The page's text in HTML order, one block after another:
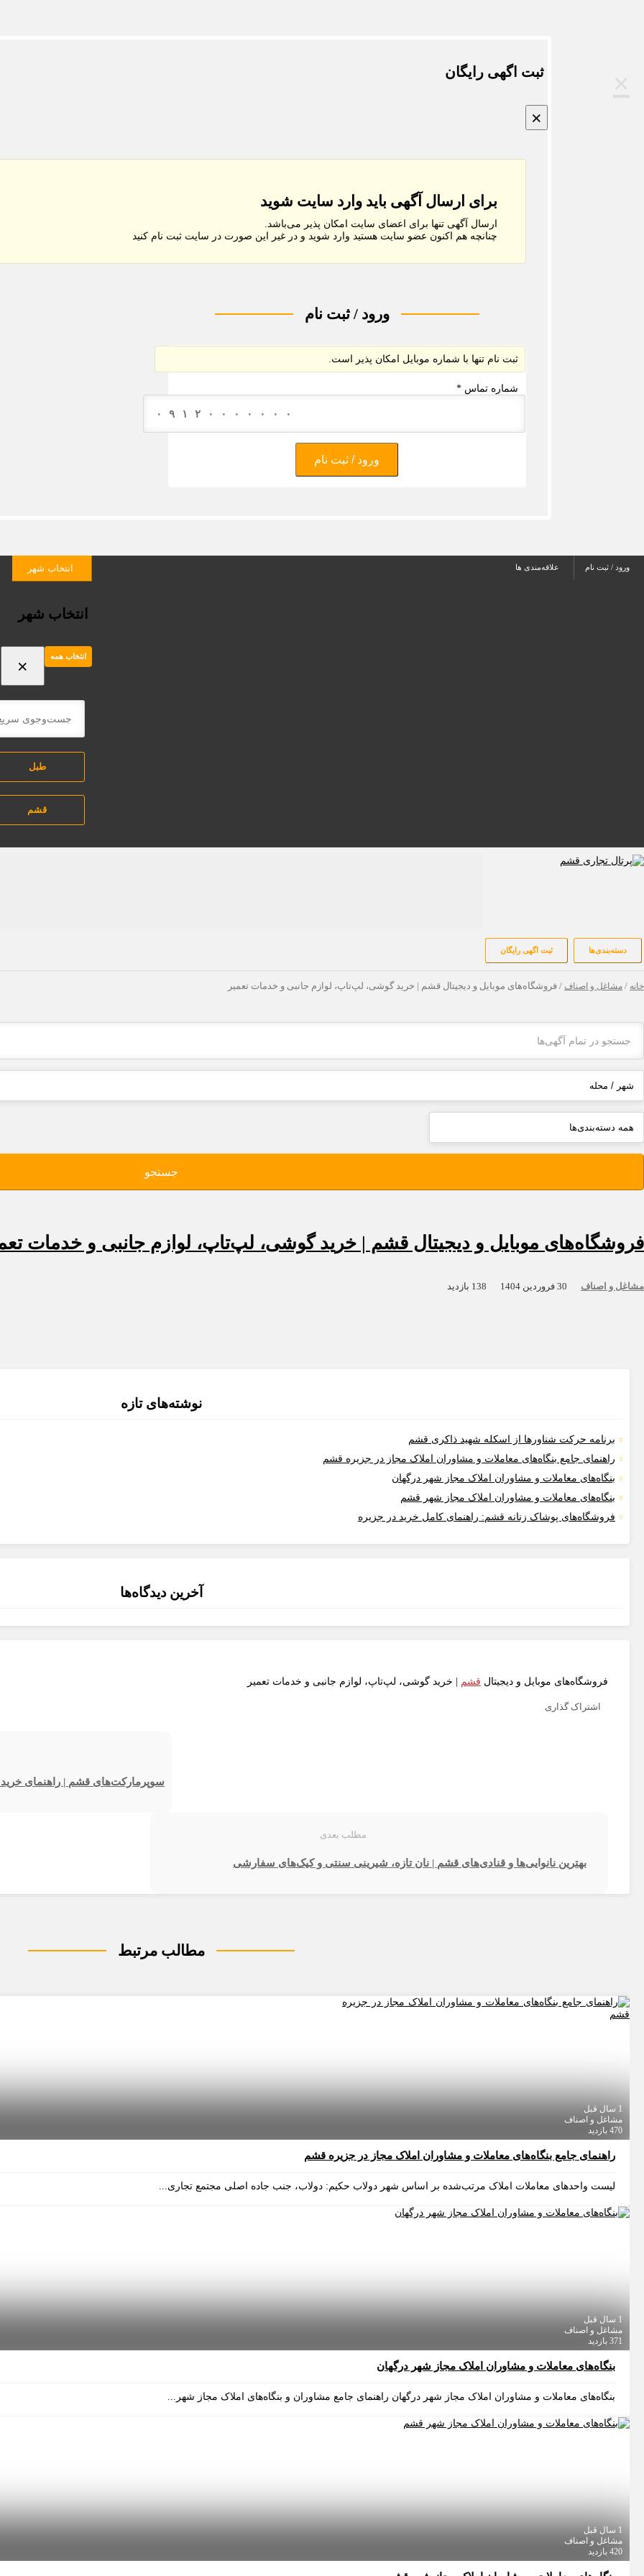
ثبت اگهی رایگان
×
برای ارسال آگهی باید وارد سایت شوید
ارسال آگهی تنها برای اعضای سایت امکان پذیر می‌باشد.
چنانچه هم‌ اکنون عضو سایت هستید وارد شوید و در غیر این صورت در سایت ثبت نام کنید
ورود / ثبت نام
ثبت نام تنها با شماره موبایل امکان پذیر است.
شماره تماس*
ورود / ثبت نام
انتخاب شهر
انتخاب شهر
انتخاب همه ×
طبل
قشم
ورود / ثبت نام علاقه‌مندی ها
دسته‌بندی‌ها ثبت اگهی رایگان
خانه / مشاغل و اصناف / فروشگاه‌های موبایل و دیجیتال قشم | خرید گوشی، لپ‌تاپ، لوازم جانبی و خدمات تعمیر
جستجو
فروشگاه‌های موبایل و دیجیتال قشم | خرید گوشی، لپ‌تاپ، لوازم جانبی و خدمات
مشاغل و اصناف 30 فروردین 1404 138 بازدید
نوشته‌های تازه
برنامه حرکت شناورها از اسکله شهید ذاکری قشم
راهنمای جامع بنگاه‌های معاملات و مشاوران املاک مجاز در جزیره قشم
بنگاه‌های معاملات و مشاوران املاک مجاز شهر درگهان
بنگاه‌های معاملات و مشاوران املاک مجاز شهر قشم
فروشگاه‌های پوشاک زنانه قشم: راهنمای کامل خرید در جزیره
آخرین دیدگاه‌ها
فروشگاه‌های موبایل و دیجیتال قشم | خرید گوشی، لپ‌تاپ، لوازم جانبی و خدمات تعمیر
اشتراک گذاری
سوپرمارکت‌های قشم | راهنمای خرید
مطلب بعدی
بهترین نانوایی‌ها و قنادی‌های قشم | نان تازه، شیرینی سنتی و کیک‌های سفارشی
مطالب مرتبط
1 سال قبل
مشاغل و اصناف
470 بازدید
راهنمای جامع بنگاه‌های معاملات و مشاوران املاک مجاز در جزیره قشم
لیست واحدهای معاملات املاک مرتب‌شده بر اساس شهر دولاب حکیم: دولاب، جنب جاده اصلی مجتمع تجاری...
1 سال قبل
مشاغل و اصناف
371 بازدید
بنگاه‌های معاملات و مشاوران املاک مجاز شهر درگهان
بنگاه‌های معاملات و مشاوران املاک مجاز شهر درگهان راهنمای جامع مشاوران و بنگاه‌های املاک مجاز شهر...
1 سال قبل
مشاغل و اصناف
420 بازدید